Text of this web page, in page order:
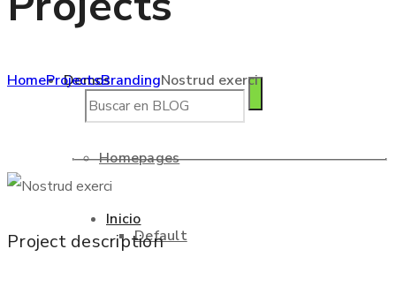
Demos
Homepages
Default
Inicio
HomeProjectsBrandingNostrud exerci
Project description